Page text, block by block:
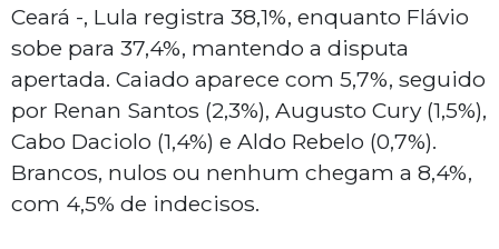
Ceará -, Lula registra 38,1%, enquanto Flávio
sobe para 37,4%, mantendo a disputa
apertada. Caiado aparece com 5,7%, seguido
por Renan Santos (2,3%), Augusto Cury (1,5%),
Cabo Daciolo (1,4%) e Aldo Rebelo (0,7%).
Brancos, nulos ou nenhum chegam a 8,4%,
com 4,5% de indecisos.